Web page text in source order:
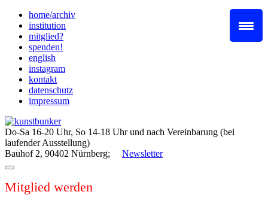
Skip
content
home/archiv
institution
mitglied?
spenden!
english
instagram
kontakt
datenschutz
impressum
Do-Sa 16-20 Uhr, So 14-18 Uhr und nach Vereinbarung (bei
laufender Ausstellung)
Bauhof 2, 90402 Nürnberg; Newsletter
Mitglied werden